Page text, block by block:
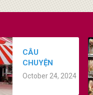
CÂU
CHUYỆN
THÀNH
October 24, 2024